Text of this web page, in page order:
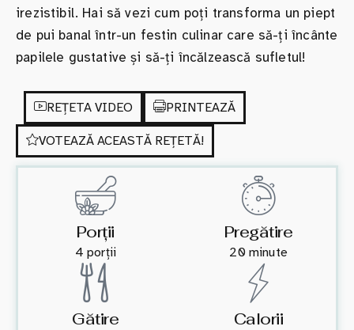
irezistibil. Hai să vezi cum poți transforma un piept
de pui banal într-un festin culinar care să-ți încânte
papilele gustative și să-ți încălzească sufletul!
REȚETA VIDEO PRINTEAZĂ
VOTEAZĂ ACEASTĂ REȚETĂ!
Porții
4 porții
Pregătire
20 minute
Gătire Calorii